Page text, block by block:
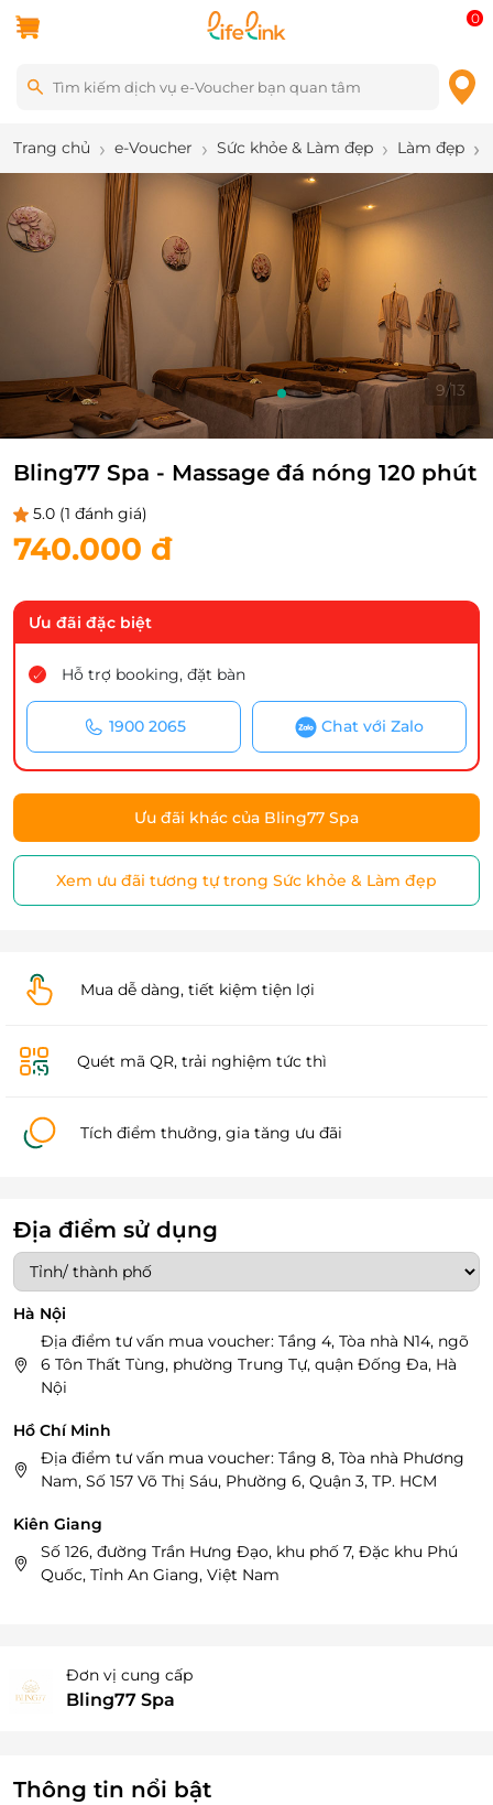
0
Trang chủ e-Voucher Sức khỏe & Làm đẹp Làm đẹp
9/13
Bling77 Spa - Massage đá nóng 120 phút
5.0 (1 đánh giá)
740.000 đ
Ưu đãi đặc biệt
Hỗ trợ booking, đặt bàn
1900 2065 Chat với Zalo
Ưu đãi khác của Bling77 Spa
Xem ưu đãi tương tự trong Sức khỏe & Làm đẹp
Mua dễ dàng, tiết kiệm tiện lợi
Quét mã QR, trải nghiệm tức thì
Tích điểm thưởng, gia tăng ưu đãi
Địa điểm sử dụng
Hà Nội
Địa điểm tư vấn mua voucher: Tầng 4, Tòa nhà N14, ngõ
6 Tôn Thất Tùng, phường Trung Tự, quận Đống Đa, Hà
Nội
Hồ Chí Minh
Địa điểm tư vấn mua voucher: Tầng 8, Tòa nhà Phương
Nam, Số 157 Võ Thị Sáu, Phường 6, Quận 3, TP. HCM
Kiên Giang
Số 126, đường Trần Hưng Đạo, khu phố 7, Đặc khu Phú
Quốc, Tỉnh An Giang, Việt Nam
Đơn vị cung cấp
Bling77 Spa
Thông tin nổi bật